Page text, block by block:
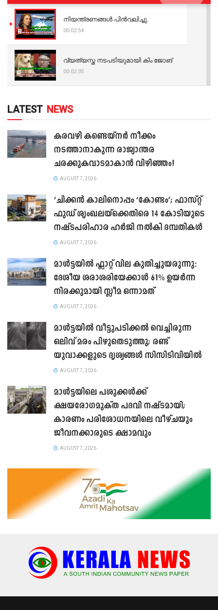
നിയന്ത്രണങ്ങള്‍ പിന്‍വലിച്ചു.
00:02:54
വ്യത്യസ്ത നടപടിയുമായി കിം ജോങ്
00:02:35
LATEST NEWS
കരവഴി കണ്ടെയ്നർ നീക്കം
നടത്താനാകുന്ന രാജ്യാന്തര
ചരക്കുകവാടമാകാൻ വിഴിഞ്ഞം!
AUGUST 7, 2026
‘ചിക്കൻ കാലിനൊപ്പം ‘കോണ്ടം’; ഫാസ്റ്റ്
ഫുഡ് ശൃംഖലയ്ക്കെതിരെ 14 കോടിയുടെ
നഷ്ടപരിഹാര ഹർജി നൽകി ദമ്പതികൾ
AUGUST 7, 2026
മാൾട്ടയിൽ ഫ്ലാറ്റ് വില കുതിച്ചുയരുന്നു:
ദേശീയ ശരാശരിയേക്കാൾ 61% ഉയർന്ന
നിരക്കുമായി സ്ലീമ ഒന്നാമത്
AUGUST 7, 2026
മാൾട്ടയിൽ വീട്ടുപടിക്കൽ വെച്ചിരുന്ന
ഒലിവ് മരം പിഴുതെടുത്തു; രണ്ട്
യുവാക്കളുടെ ദൃശ്യങ്ങൾ സിസിടിവിയിൽ
AUGUST 7, 2026
മാൾട്ടയിലെ പശുക്കൾക്ക്
ക്ഷയരോഗമുക്ത പദവി നഷ്ടമായി;
കാരണം പരിശോധനയിലെ വീഴ്ചയും
ജീവനക്കാരുടെ ക്ഷാമവും
AUGUST 7, 2026